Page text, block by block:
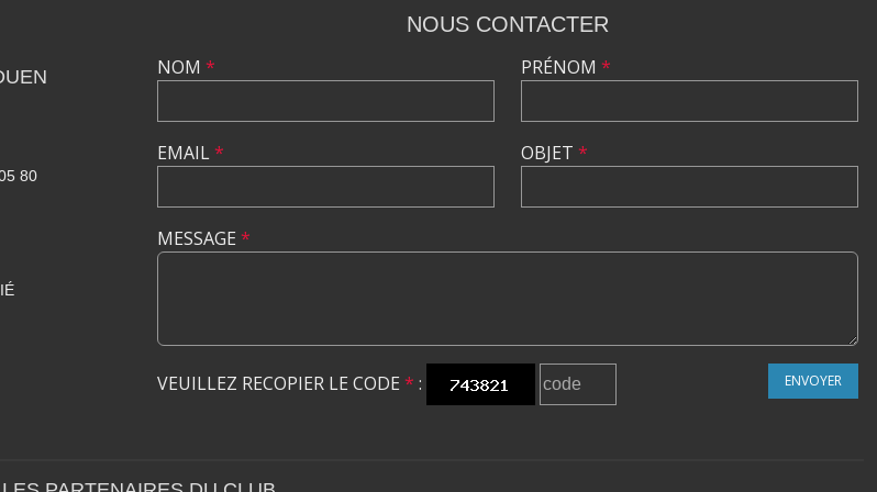
80
NOUS CONTACTER
NOM *
EMAIL*
PRÉNOM *
OBJET *
MESSAGE *
VEUILLEZ RECOPIER LE CODE * : ENVOYER